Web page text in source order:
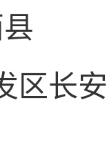
区长